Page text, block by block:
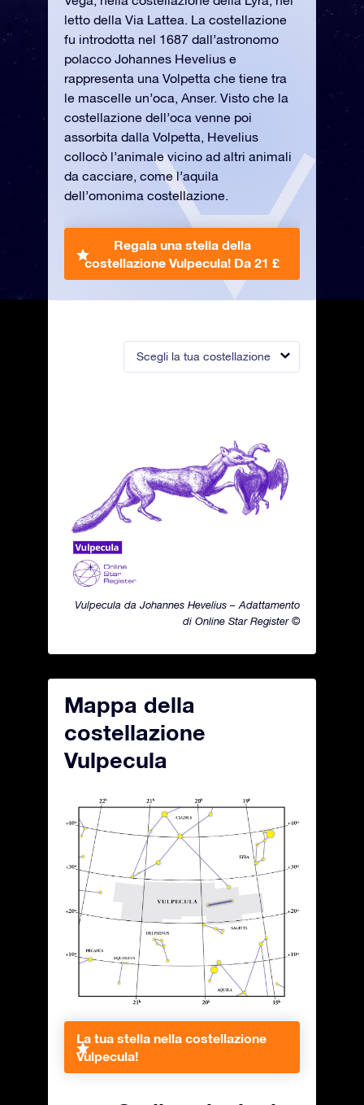
Scegli la tua costellazione
Vulpecula da Johannes Hevelius – Adattamento
di Online Star Register ©
letto della Via Lattea. La costellazione
fu introdotta nel 1687 dall’astronomo
polacco Johannes Hevelius e
rappresenta una Volpetta che tiene tra
le mascelle un’oca, Anser. Visto che la
costellazione dell’oca venne poi
assorbita dalla Volpetta, Hevelius
collocò l’animale vicino ad altri animali
da cacciare, come l’aquila
dell’omonima costellazione.
Regala una stella della
costellazione Vulpecula! Da 21 £
Mappa della
costellazione
Vulpecula
La tua stella nella costellazione
Vulpecula!